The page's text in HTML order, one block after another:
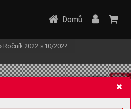
Domů
» Ročník 2022 » 10/2022